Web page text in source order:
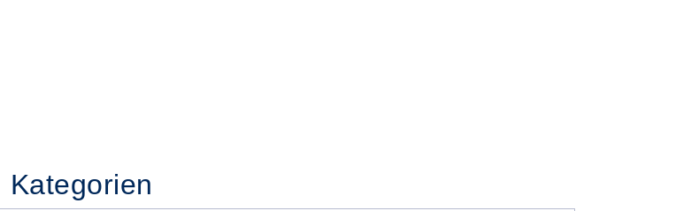
Kategorien